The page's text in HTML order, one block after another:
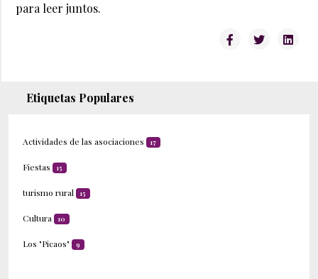
para leer juntos.
Etiquetas Populares
Actividades de las asociaciones 17
Fiestas 15
turismo rural 15
Cultura 10
Los "Picaos" 9